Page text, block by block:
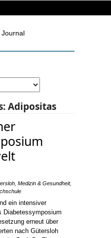
Adipositas
Medizin & Gesundheit,